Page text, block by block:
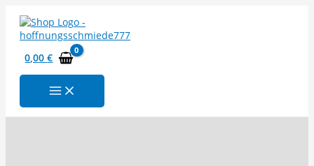
Inhalt
springen
0,00€